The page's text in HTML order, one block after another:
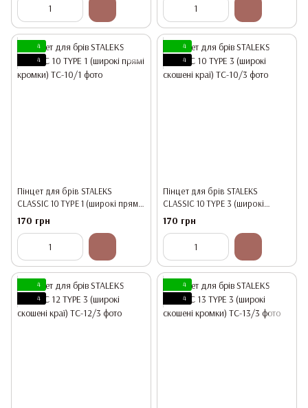
4
4
Пінцет для брів STALEKS
CLASSIC 10 TYPE 1 (широкі прямі
кромки)
170 грн
4
4
Пінцет для брів STALEKS
CLASSIC 10 TYPE 3 (широкі
скошені краї)
170 грн
4
4
4
4